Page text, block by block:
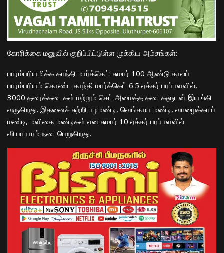
​கோரிக்கை மனுவில் குறிப்பிட்டுள்ள முக்கிய அம்சங்கள்:
​பாரம்பரியமிக்க காந்தி மார்க்கெட்: சுமார் 100 ஆண்டு காலப்
பாரம்பரியம் கொண்ட காந்தி மார்க்கெட் 6.5 ஏக்கர் பரப்பளவில்,
3000 தரைக்கடைகள் மற்றும் செட் அமைத்த கடைகளுடன் இயங்கி
வருகிறது. இதனைச் சுற்றி பழமண்டி, வெங்காய மண்டி, வாழைக்காய்
மண்டி, மளிகை மண்டிகள் என சுமார் 10 ஏக்கர் பரப்பளவில்
வியாபாரம் நடைபெறுகிறது.